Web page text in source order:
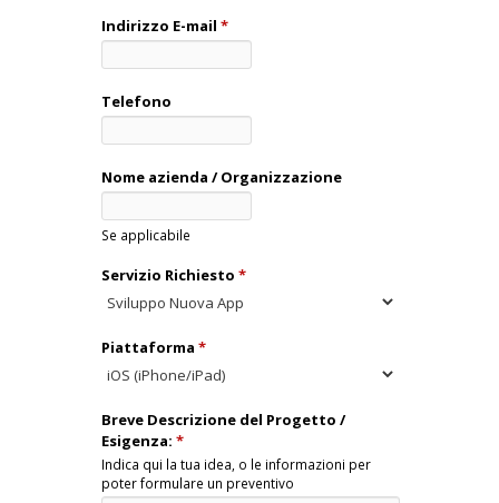
Indirizzo E-mail *
Telefono
Nome azienda / Organizzazione
Se applicabile
Servizio Richiesto *
Piattaforma *
Breve Descrizione del Progetto /
Esigenza: *
Indica qui la tua idea, o le informazioni per
poter formulare un preventivo